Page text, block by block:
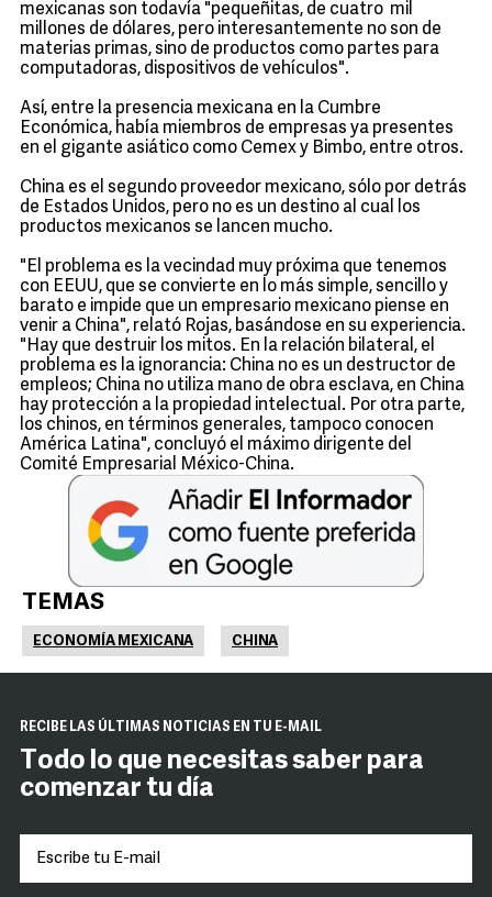
mexicanas son todavía "pequeñitas, de cuatro mil
millones de dólares, pero interesantemente no son de
materias primas, sino de productos como partes para
computadoras, dispositivos de vehículos".
Así, entre la presencia mexicana en la Cumbre
Económica, había miembros de empresas ya presentes
en el gigante asiático como Cemex y Bimbo, entre otros.
China es el segundo proveedor mexicano, sólo por detrás
de Estados Unidos, pero no es un destino al cual los
productos mexicanos se lancen mucho.
"El problema es la vecindad muy próxima que tenemos
con EEUU, que se convierte en lo más simple, sencillo y
barato e impide que un empresario mexicano piense en
venir a China", relató Rojas, basándose en su experiencia.
"Hay que destruir los mitos. En la relación bilateral, el
problema es la ignorancia: China no es un destructor de
empleos; China no utiliza mano de obra esclava, en China
hay protección a la propiedad intelectual. Por otra parte,
los chinos, en términos generales, tampoco conocen
América Latina", concluyó el máximo dirigente del
Comité Empresarial México-China.
TEMAS
ECONOMÍA MEXICANA CHINA
RECIBE LAS ÚLTIMAS NOTICIAS EN TU E-MAIL
Todo lo que necesitas saber para
comenzar tu día